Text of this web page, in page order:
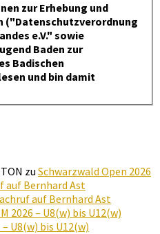
zur Erhebung und
("Datenschutzverordnung
e.V." sowie
Baden zur
Badischen
und bin damit
zu Schwarzwald Open 2026
auf Bernhard Ast
auf Bernhard Ast
2026 – U8(w) bis U12(w)
– U8(w) bis U12(w)